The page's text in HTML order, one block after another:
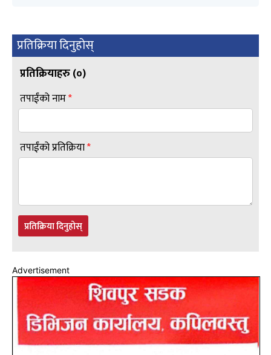
प्रतिक्रिया दिनुहोस्
प्रतिक्रियाहरु (०)
तपाईंको नाम*
तपाईंको प्रतिक्रिया*
प्रतिक्रिया दिनुहोस्
Advertisement